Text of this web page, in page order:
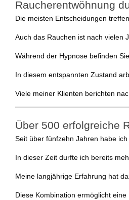
Raucherentwöhnung
Die meisten Entscheidungen
Auch das Rauchen ist nach vielen
Während der Hypnose befinden
In diesem entspannten Zustand
Viele meiner Klienten berichten
Über 500 erfolgreiche
Seit über fünfzehn Jahren habe
In dieser Zeit durfte ich bereits
Meine langjährige Erfahrung hat
Diese Kombination ermöglicht